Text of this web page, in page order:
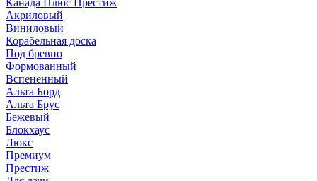
Канада Плюс Престиж
Акриловый
Виниловый
Корабельная доска
Под бревно
Формованный
Вспененный
Альта Борд
Альта Брус
Бежевый
Блокхаус
Люкс
Премиум
Престиж